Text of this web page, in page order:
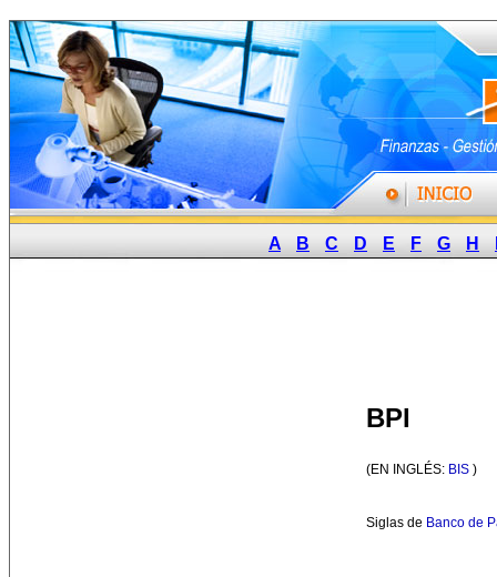
A B C D E F G H
BPI
(EN INGLÉS: BIS )
Siglas de Banco de